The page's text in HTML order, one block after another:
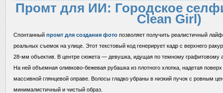
Промт для ИИ: Городское
Clean Girl)
Спонтанный промт для создания фото позволяет получить реалистичный
реальных съемок на улице. Этот текстовый код генерирует кадр с верхнего
28-мм объектив. В центре сюжета — девушка, идущая по темному графитовому
На ней объемная оливково-бежевая рубашка из плотного хлопка, надетая
массивной глянцевой оправе. Волосы гладко убраны в низкий пучок с ровным
минималистичный и чистый образ.